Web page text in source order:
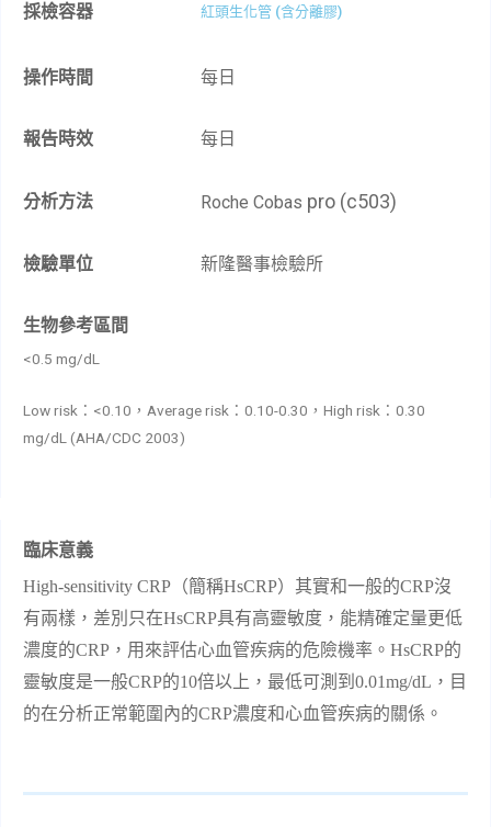
採檢容器 紅頭生化管 (含分離膠)
操作時間 每日
報告時效 每日
分析方法 Roche Cobas pro (c503)
檢驗單位 新隆醫事檢驗所
生物參考區間
<0.5 mg/dL
Low risk：<0.10，Average risk：0.10-0.30，High risk：0.30
mg/dL (AHA/CDC 2003)
臨床意義
High-sensitivity CRP （簡稱HsCRP）其實和一般的CRP沒
有兩樣，差別只在HsCRP具有高靈敏度，能精確定量更低
濃度的CRP ，用來評估心血管疾病的危險機率。 HsCRP的
靈敏度是一般CRP的10倍以上，最低可測到 0.01mg/dL ，目
的在分析正常範圍內的CRP濃度和心血管疾病的關係。